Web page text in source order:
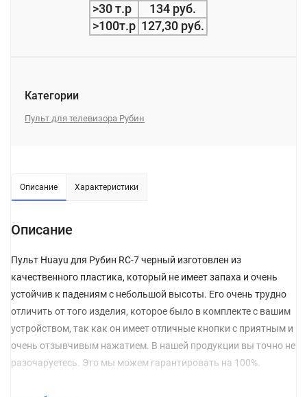
>30 т.р
134 руб.
>100т.р 127,30 руб.
Категории
Пульт для телевизора Рубин
Описание Характеристики
Описание
Пульт Huayu для Рубин RC-7 черный изготовлен из
качественного пластика, который не имеет запаха и очень
устойчив к падениям с небольшой высоты. Его очень трудно
отличить от того изделия, которое было в комплекте с вашим
устройством, так как он имеет отличные кнопки с приятным и
очень отзывчивым нажатием. В нашей продукции вы точно не
разочаруетесь. Это мы можем гарантировать на 100%.
Перед покупкой обязательно обращайте внимание на то,